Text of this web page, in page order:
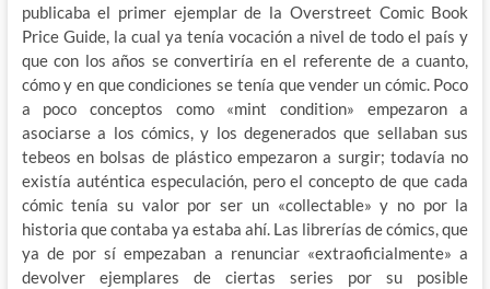
publicaba el primer ejemplar de la Overstreet Comic Book
Price Guide, la cual ya tenía vocación a nivel de todo el país y
que con los años se convertiría en el referente de a cuanto,
cómo y en que condiciones se tenía que vender un cómic. Poco
a poco conceptos como «mint condition» empezaron a
asociarse a los cómics, y los degenerados que sellaban sus
tebeos en bolsas de plástico empezaron a surgir; todavía no
existía auténtica especulación, pero el concepto de que cada
cómic tenía su valor por ser un «collectable» y no por la
historia que contaba ya estaba ahí. Las librerías de cómics, que
ya de por sí empezaban a renunciar «extraoficialmente» a
devolver ejemplares de ciertas series por su posible